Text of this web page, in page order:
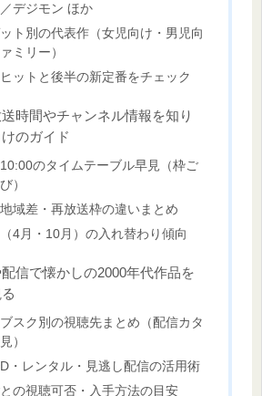
デジモン ほか
ト別の代表作（女児向け・男児向
ミリー）
ットと後半の新定番をチェック
時間やチャンネル情報を知り
のガイド
のタイムテーブル早見（枠ご
）
域差・再放送枠の違いまとめ
4月・10月）の入れ替わり傾向
信で懐かしの2000年代作品を
スク別の視聴先まとめ（配信カタ
）
・レンタル・見逃し配信の活用術
の視聴可否・入手方法の目安